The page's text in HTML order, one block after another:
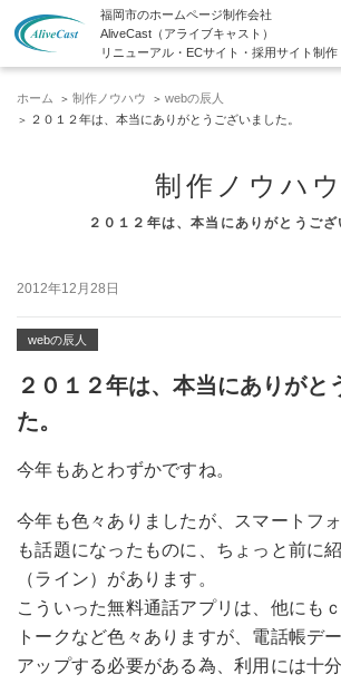
福岡市のホームページ制作会社
AliveCast（アライブキャスト）
リニューアル・ECサイト・採用サイト制作
ホーム 制作ノウハウ
webの辰人
２０１２年は、本当にありがとうございました。
制作ノウハウ
２０１２年は、本当にありがとうござ
2012年12月28日
webの辰人
２０１２年は、本当にありがと
た。
今年もあとわずかですね。
今年も色々ありましたが、スマートフ
も話題になったものに、ちょっと前に
（ライン）があります。
こういった無料通話アプリは、他にも
トークなど色々ありますが、電話帳デ
アップする必要がある為、利用には十